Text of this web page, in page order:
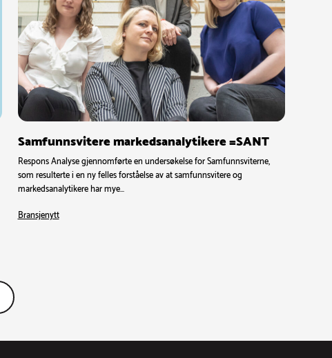
Samfunnsvitere markedsanalytikere =SANT
Respons Analyse gjennomførte en undersøkelse for Samfunnsviterne,
som resulterte i en ny felles forståelse av at samfunnsvitere og
markedsanalytikere har mye…
Bransjenytt